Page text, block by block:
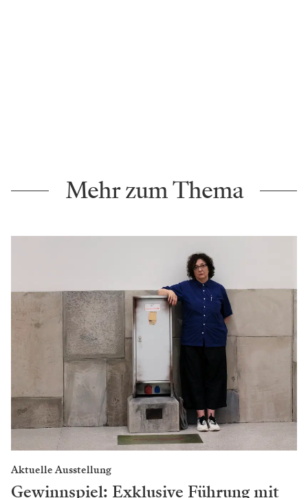
Mehr zum Thema
Aktuelle Ausstellung
Gewinnspiel: Exklusive Führung mit